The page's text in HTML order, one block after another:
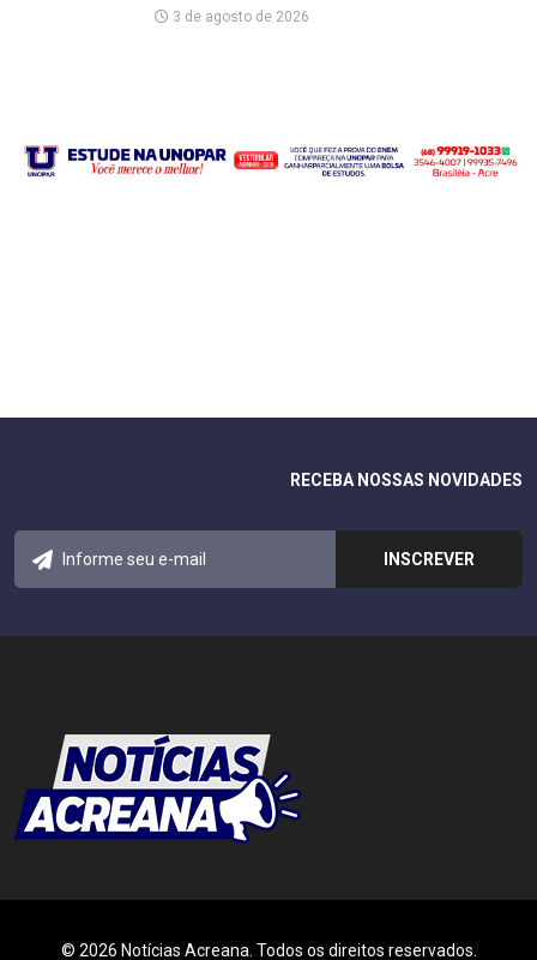
3 de agosto de 2026
RECEBA NOSSAS NOVIDADES
© 2026 Notícias Acreana. Todos os direitos reservados.